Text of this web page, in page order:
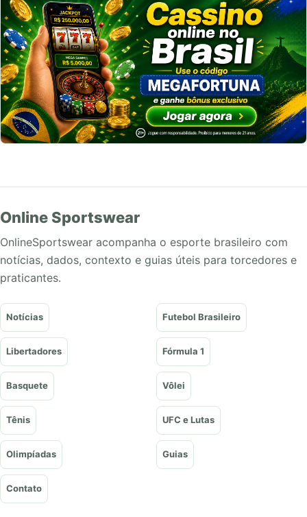
Online Sportswear
OnlineSportswear acompanha o esporte brasileiro com
notícias, dados, contexto e guias úteis para torcedores e
praticantes.
Notícias Futebol Brasileiro
Libertadores Fórmula 1
Basquete Vôlei
Tênis UFC e Lutas
Olimpíadas Guias
Contato